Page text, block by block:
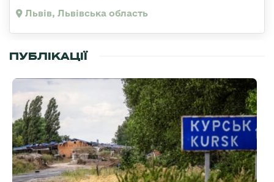
Львів, Львівська область
ПУБЛІКАЦІЇ